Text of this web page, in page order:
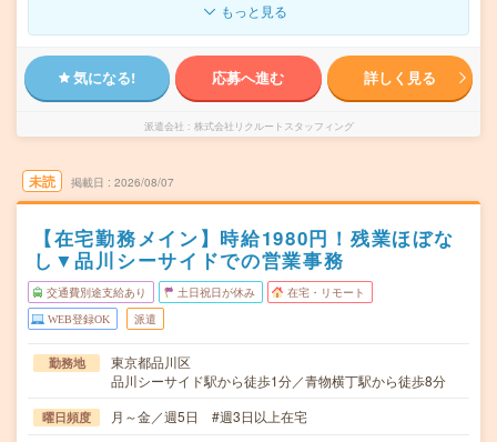
もっと見る
気になる! 応募へ進む 詳しく見る
派遣会社 株式会社リクルートスタッフィング
未読 掲載日 2026/08/07
【在宅勤務メイン】時給1980円！残業ほぼな
し▼品川シーサイドでの営業事務
交通費別途支給あり 土日祝日が休み 在宅・リモート
WEB登録OK 派遣
勤務地
東京都品川区
品川シーサイド駅から徒歩1分／青物横丁駅から徒歩8分
曜日頻度 月～金／週5日 #週3日以上在宅